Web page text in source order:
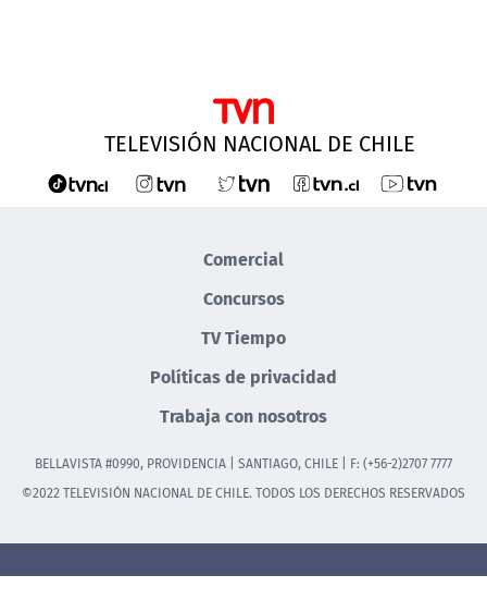
TELEVISIÓN NACIONAL DE CHILE
Comercial
Concursos
TV Tiempo
Políticas de privacidad
Trabaja con nosotros
BELLAVISTA #0990, PROVIDENCIA | SANTIAGO, CHILE | F: (+56-2)2707 7777
©2022 TELEVISIÓN NACIONAL DE CHILE. TODOS LOS DERECHOS RESERVADOS